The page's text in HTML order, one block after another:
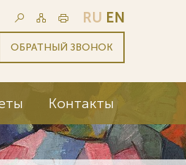
RU EN
ОБРАТНЫЙ ЗВОНОК
Контакты